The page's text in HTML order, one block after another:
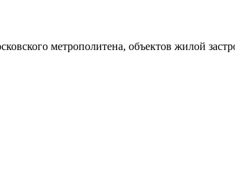
метрополитена, объектов жилой